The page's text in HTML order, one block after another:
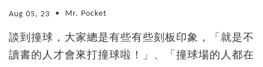
Aug 05, 23 • Mr. Pocket
談到撞球，大家總是有些有些刻板印象，「就是不
讀書的人才會來打撞球啦！」、「撞球場的人都在